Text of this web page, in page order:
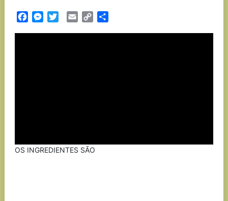
FacebookMessenger
TwitterEmail Copy
OS INGREDIENTES SÃO